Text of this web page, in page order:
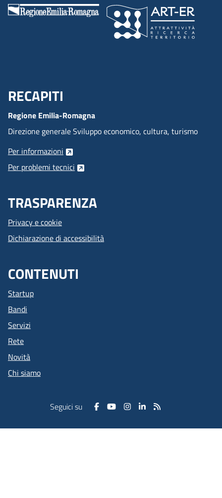
Menu Footer
RECAPITI
Regione Emilia-Romagna
Direzione generale Sviluppo economico, cultura, turismo
Per informazioni
Per problemi tecnici
TRASPARENZA
Privacy e cookie
Dichiarazione di accessibilità
CONTENUTI
Startup
Bandi
Servizi
Rete
Novità
Chi siamo
Seguici su